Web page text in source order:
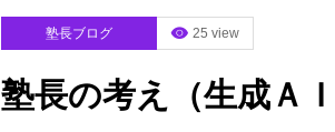
塾長ブログ 25 view
塾長の考え（生成Ａ